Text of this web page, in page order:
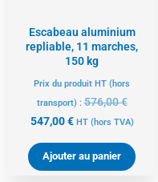
Escabeau aluminium
repliable, 11 marches,
150 kg
Prix du produit HT (hors
transport) :576,00€
547,00€ HT (hors TVA)
Ajouter au panier